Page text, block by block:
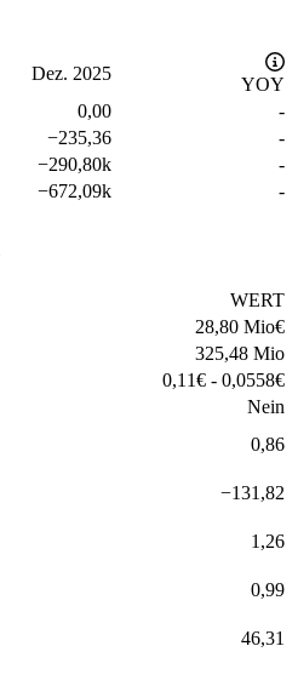
Dez. 2025
YOY
0,00
-
−235,36
-
−290,80k
-
−672,09k -
WERT
28,80 Mio€
325,48 Mio
0,11€ - 0,0558€
Nein
0,86
−131,82
1,26
0,99
46,31